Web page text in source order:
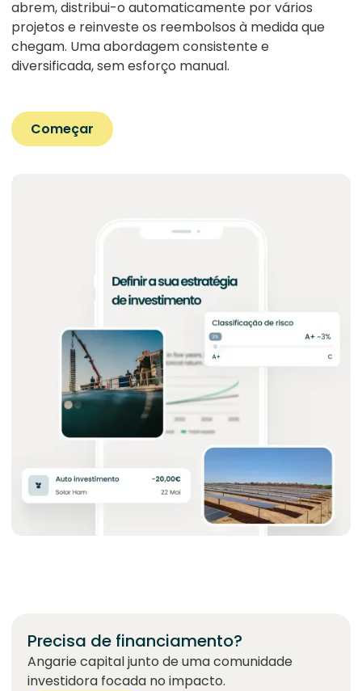
abrem, distribui-o automaticamente por vários
projetos e reinveste os reembolsos à medida que
chegam. Uma abordagem consistente e
diversificada, sem esforço manual.
Começar
Precisa de financiamento?
Angarie capital junto de uma comunidade
investidora focada no impacto.